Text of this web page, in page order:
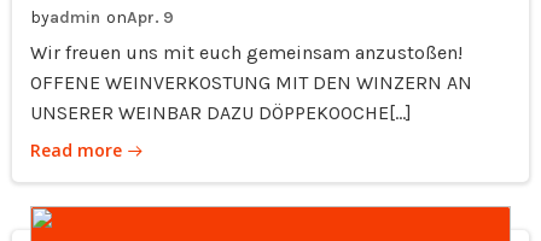
byadmin onApr. 9
Wir freuen uns mit euch gemeinsam anzustoßen!
OFFENE WEINVERKOSTUNG MIT DEN WINZERN AN
UNSERER WEINBAR DAZU DÖPPEKOOCHE[…]
Read more